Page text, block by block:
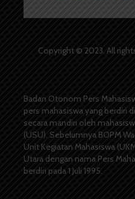
Copyright © 2023. All
Badan Otonom Pers
pers mahasiswa yang berdiri
secara mandiri oleh
(USU). Sebelumnya BOPM
Unit Kegiatan Mahasiswa
Utara dengan nama Pers
berdiri pada 1 Juli 1995.